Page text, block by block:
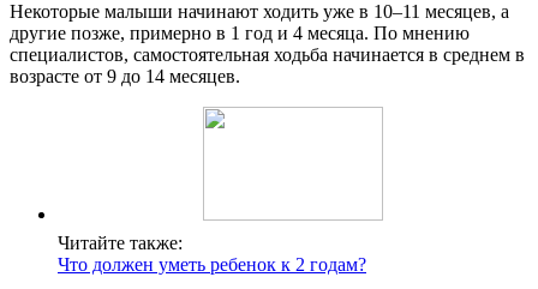
Некоторые малыши начинают ходить уже в 10–11 месяцев, а
другие позже, примерно в 1 год и 4 месяца. По мнению
специалистов, самостоятельная ходьба начинается в среднем в
возрасте от 9 до 14 месяцев.
Читайте также:
Что должен уметь ребенок к 2 годам?